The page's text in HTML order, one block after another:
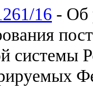
16 - Об
системы